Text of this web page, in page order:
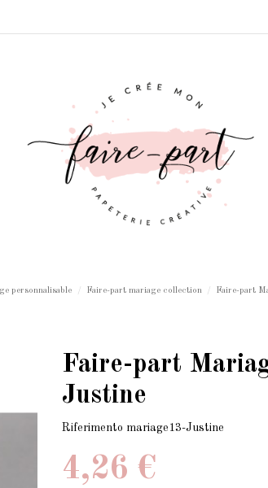
personnalisable Faire-part mariage collection Faire-part
Faire-part
Justine
Riferimento mariage13-Justine
4,26 €